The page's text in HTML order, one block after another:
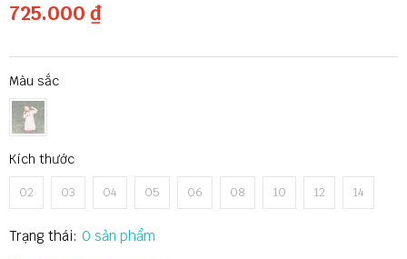
725.000 ₫
Màu sắc
Kích thước
02 03 04 05 06 08 10 12 14
Trạng thái: 0